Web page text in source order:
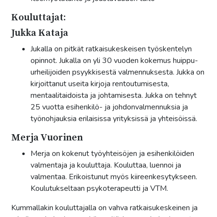
Kouluttajat:
Jukka Kataja
Jukalla on pitkät ratkaisukeskeisen työskentelyn
opinnot. Jukalla on yli 30 vuoden kokemus huippu-
urheilijoiden psyykkisestä valmennuksesta. Jukka on
kirjoittanut useita kirjoja rentoutumisesta,
mentaalitaidoista ja johtamisesta. Jukka on tehnyt
25 vuotta esihenkilö- ja johdonvalmennuksia ja
työnohjauksia erilaisissa yrityksissä ja yhteisöissä.
Merja Vuorinen
Merja on kokenut työyhteisöjen ja esihenkilöiden
valmentaja ja kouluttaja. Kouluttaa, luennoi ja
valmentaa. Erikoistunut myös kiireenkesytykseen.
Koulutukseltaan psykoterapeutti ja VTM.
Kummallakin kouluttajalla on vahva ratkaisukeskeinen ja